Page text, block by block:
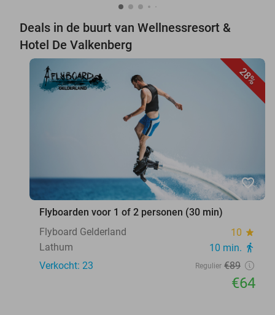
Deals in de buurt van Wellnessresort &
Hotel De Valkenberg
28%
favorite_border
Flyboarden voor 1 of 2 personen (30 min)
Flyboard Gelderland
10 star
Lathum 10 min. directions_walk
Verkocht: 23 Regulier €89
€64